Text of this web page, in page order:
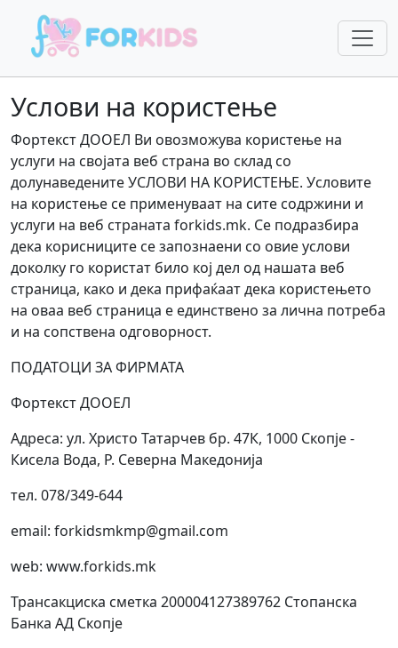
Услови на користење
Фортекст ДООЕЛ Ви овозможува користење на
услуги на својата веб страна во склад со
долунаведените УСЛОВИ НА КОРИСТЕЊЕ. Условите
на користење се применуваат на сите содржини и
услуги на веб страната forkids.mk. Се подразбира
дека корисниците се запознаени со овие услови
доколку го користат било кој дел од нашата веб
страница, како и дека прифаќаат дека користењето
на оваа веб страница е единствено за лична потреба
и на сопствена одговорност.
ПОДАТОЦИ ЗА ФИРМАТА
Фортекст ДООЕЛ
Адреса: ул. Христо Татарчев бр. 47К, 1000 Скопје -
Кисела Вода, Р. Северна Македонија
тел. 078/349-644
email: forkidsmkmp@gmail.com
web: www.forkids.mk
Трансакциска сметка 200004127389762 Стопанска
Банка АД Скопје